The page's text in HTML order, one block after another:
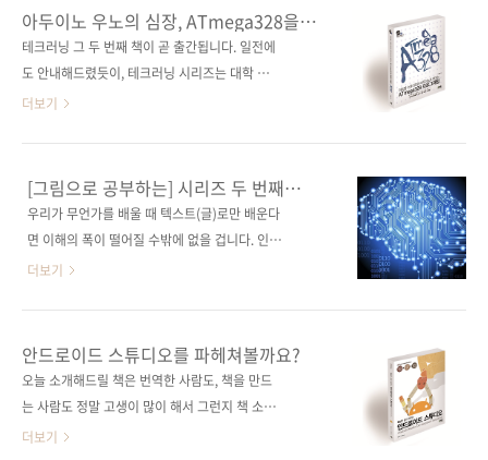
는 Node.js》는 Node.js 패키지의 풍부한 생태
계를 이용해서 상용화 가능한 웹 애플리케이션
과 서비스 개발을 직접 해볼 수 있도록 구성하였
습니다. He..
과의 코딩 방법과는 달라 사고방식을 전환하기
가 쉽지는 않은 것 같습니다. 그럼에도 함수형 언
어가 갖는 장점이 우수하다 보니 최근 명령형 언
나 C# 등)하고 있습니다. 그럼, 함수형 언어의 장
점은 무엇일까요? 이 책에서는 아래와 같이 말하
"버그가 발생하기 어려워서 안전하다"• "병렬화
하기 쉽다" 이 외에도 유연하면서 속도가 빠르
고, 대규모 시스템 개발에 좋다는 장점도 있는 걸
로 알고 ..
아두이노 우노의 심장, ATmega328을
뛰게 하자!
테크러닝 그 두 번째 책이 곧 출간됩니다. 일전에
도 안내해드렸듯이, 테크러닝 시리즈는 대학 및
학원의 교재용으로 개발되고 있는 책들입니다.
자 허경용 교수님께서 두 번째 책의 주인공이 되
셨네요. 이 시리즈 도서들은 조금 더디게 출간되
더라도 제대로 만들어 가르치고 배우는 데 부족
서 가장 많이 쓰이고 있는 마이크로 컨트롤러 교
재는 주로 ATmega128을 다루고 있는 것으로
두이노 우노에 사용되고 있는 MCU(Micro
Controller Unit)입니다. ATmega128보다 메
모리도 작고 기능도 적지만, 비용 대비 활용성
이..
더보기
[그림으로 공부하는] 시리즈 두 번째
책은?
우리가 무언가를 배울 때 텍스트(글)로만 배운다
면 이해의 폭이 떨어질 수밖에 없을 겁니다. 인간
의 뇌는 오감을 통해 정보를 수집하고, 분석하고,
있다면 더 많은 정보를 책에서 얻을 수 있을 겁니
다. 하지만 아쉽게도 21세기 지구의 종이책은 그
러지 못하죠. 그나마 사진이나 그림이 있다는 게
하는" 시리즈의 첫 번째으로 책으로 출간된 《그
더보기
안드로이드 스튜디오를 파헤쳐볼까요?
오늘 소개해드릴 책은 번역한 사람도, 책을 만드
는 사람도 정말 고생이 많이 해서 그런지 책 소개
를 하는 지금 이 순간 여러 감정이 느껴지네요.
더보기